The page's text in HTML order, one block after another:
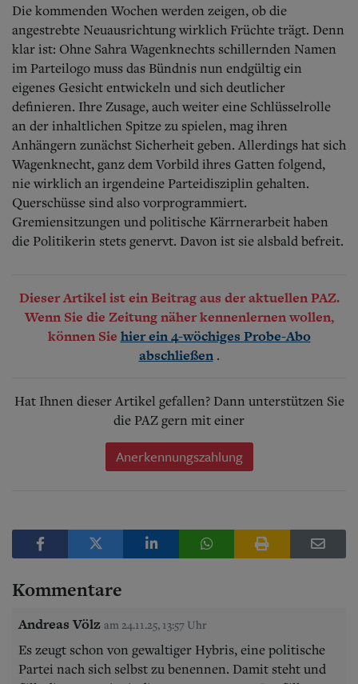
Die kommenden Wochen werden zeigen, ob die
angestrebte Neuausrichtung wirklich Früchte trägt. Denn
klar ist: Ohne Sahra Wagenknechts schillernden Namen
im Parteilogo muss das Bündnis nun endgültig ein
eigenes Gesicht entwickeln und sich deutlicher
definieren. Ihre Zusage, auch weiter eine Schlüsselrolle
an der inhaltlichen Spitze zu spielen, mag ihren
Anhängern zunächst Sicherheit geben. Allerdings hat sich
Wagenknecht, ganz dem Vorbild ihres Gatten folgend,
nie wirklich an irgendeine Parteidisziplin gehalten.
Querschüsse sind also vorprogrammiert.
Gremiensitzungen und politische Kärrnerarbeit haben
die Politikerin stets genervt. Davon ist sie alsbald befreit.
Dieser Artikel ist ein Beitrag aus der aktuellen PAZ.
Wenn Sie die Zeitung näher kennenlernen wollen,
können Sie hier ein 4-wöchiges Probe-Abo
abschließen .
Hat Ihnen dieser Artikel gefallen? Dann unterstützen Sie
die PAZ gern mit einer
Anerkennungszahlung
Kommentare
Andreas Völz am 24.11.25, 13:57 Uhr
Es zeugt schon von gewaltiger Hybris, eine politische
Partei nach sich selbst zu benennen. Damit steht und